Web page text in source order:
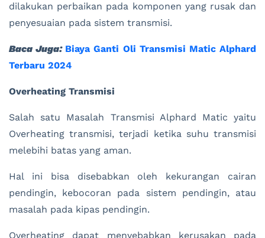
dilakukan perbaikan pada komponen yang rusak dan
penyesuaian pada sistem transmisi.
Baca Juga: Biaya Ganti Oli Transmisi Matic Alphard
Terbaru 2024
Overheating Transmisi
Salah satu Masalah Transmisi Alphard Matic yaitu
Overheating transmisi, terjadi ketika suhu transmisi
melebihi batas yang aman.
Hal ini bisa disebabkan oleh kekurangan cairan
pendingin, kebocoran pada sistem pendingin, atau
masalah pada kipas pendingin.
Overheating dapat menyebabkan kerusakan pada